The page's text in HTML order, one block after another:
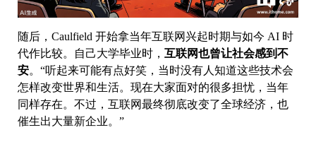
随后，Caulfield 开始拿当年互联网兴起时期与如今 AI 时
代作比较。自己大学毕业时， 互联网也曾让社会感到不
安。“听起来可能有点好笑，当时没有人知道这些技术会
怎样改变世界和生活。现在大家面对的很多担忧，当年
同样存在。不过，互联网最终彻底改变了全球经济，也
催生出大量新企业。”